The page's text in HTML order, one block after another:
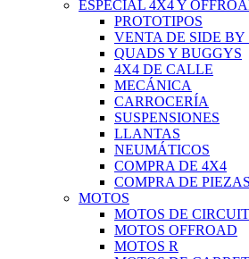
ESPECIAL 4X4 Y
PROTOTIPOS
VENTA DE SIDE BY
QUADS Y BUGGYS
4X4 DE CALLE
MECÁNICA
CARROCERÍA
SUSPENSIONES
LLANTAS
NEUMÁTICOS
COMPRA DE 4X4
COMPRA DE PIEZAS
MOTOS
MOTOS DE
MOTOS OFFROAD
MOTOS R